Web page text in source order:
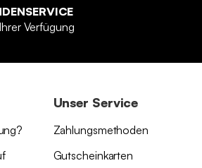
Verfügung
Unser Service
Zahlungsmethoden
Gutscheinkarten